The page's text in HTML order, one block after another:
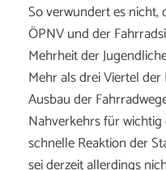
So verwundert es nicht,
ÖPNV und der
Mehrheit der
Mehr als drei Viertel
Ausbau der
Nahverkehrs für
schnelle Reaktion der
sei derzeit allerdings